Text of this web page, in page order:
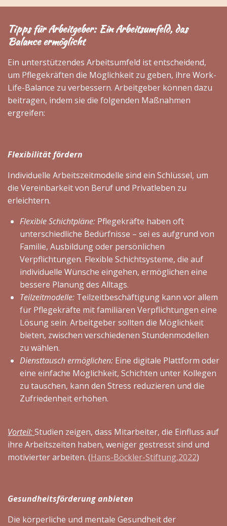
Tipps für Arbeitgeber: Ein Arbeitsumfeld, das
Balance ermöglicht
Ein unterstützendes Arbeitsumfeld ist entscheidend,
um Pflegekräften die Möglichkeit zu geben, ihre Work-
Life-Balance zu verbessern. Arbeitgeber können dazu
beitragen, indem sie die folgenden Maßnahmen
ergreifen:
Flexibilität fördern
Individuelle Arbeitszeitmodelle sind ein Schlüssel, um
die Vereinbarkeit von Beruf und Privatleben zu
erleichtern.
Flexible Schichtpläne: Pflegekräfte haben oft
unterschiedliche Bedürfnisse – sei es aufgrund von
Familie, Ausbildung oder persönlichen
Verpflichtungen. Flexible Schichtsysteme, die auf
individuelle Wünsche eingehen, ermöglichen eine
bessere Planung des Alltags.
Teilzeitmodelle: Teilzeitbeschäftigung kann vor allem
für Pflegekräfte mit familiären Verpflichtungen eine
Lösung sein. Arbeitgeber sollten die Möglichkeit
bieten, zwischen verschiedenen Stundenmodellen
zu wählen.
Diensttausch ermöglichen: Eine digitale Plattform oder
eine einfache Möglichkeit, Schichten unter Kollegen
zu tauschen, kann den Stress reduzieren und die
Zufriedenheit erhöhen.
Vorteil:Studien zeigen, dass Mitarbeiter, die Einfluss auf
ihre Arbeitszeiten haben, weniger gestresst sind und
motivierter arbeiten. (Hans-Böckler-Stiftung,2022)
Gesundheitsförderung anbieten
Die körperliche und mentale Gesundheit der